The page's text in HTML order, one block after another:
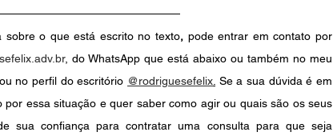
sobre o que está escrito no texto, pode entrar em contato por
, do WhatsApp que está abaixo ou também no meu
ou no perfil do escritório @rodriguesefelix Se a sua dúvida é em
essa situação e quer saber como agir ou quais são os seus
sua confiança para contratar uma consulta para que seja